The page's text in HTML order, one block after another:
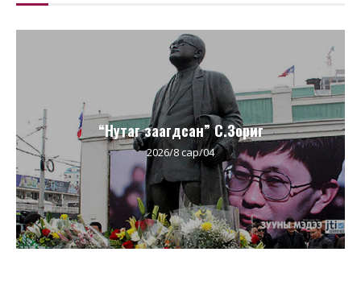
“Нутаг заагдсан” С.Зориг
2026/8 сар/04